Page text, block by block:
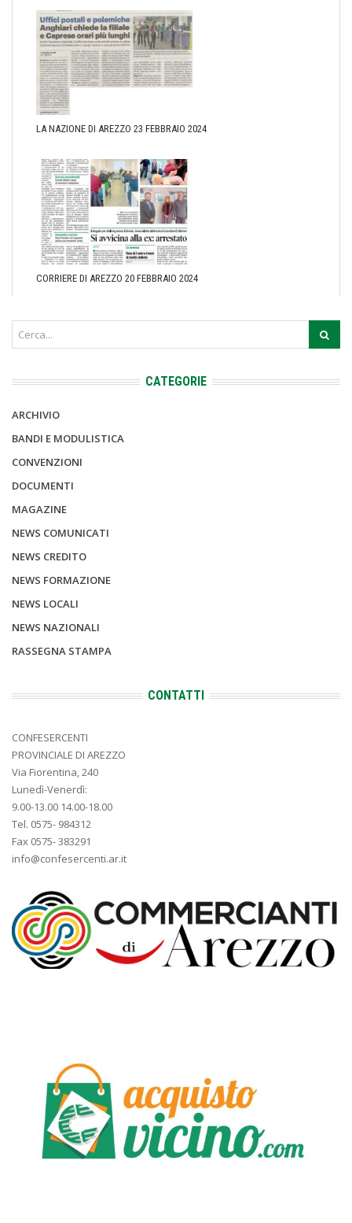
LA NAZIONE DI AREZZO 23 FEBBRAIO 2024
CORRIERE DI AREZZO 20 FEBBRAIO 2024
CATEGORIE
ARCHIVIO
BANDI E MODULISTICA
CONVENZIONI
DOCUMENTI
MAGAZINE
NEWS COMUNICATI
NEWS CREDITO
NEWS FORMAZIONE
NEWS LOCALI
NEWS NAZIONALI
RASSEGNA STAMPA
CONTATTI
CONFESERCENTI
PROVINCIALE DI AREZZO
Via Fiorentina, 240
Lunedì-Venerdì:
9.00-13.00 14.00-18.00
Tel. 0575- 984312
Fax 0575- 383291
info@confesercenti.ar.it